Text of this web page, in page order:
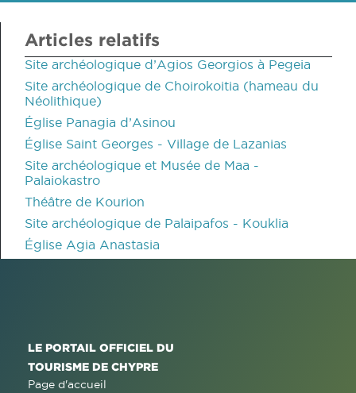
Articles relatifs
Site archéologique d’Agios Georgios à Pegeia
Site archéologique de Choirokoitia (hameau du
Néolithique)
Église Panagia d’Asinou
Église Saint Georges - Village de Lazanias
Site archéologique et Musée de Maa -
Palaiokastro
Théâtre de Kourion
Site archéologique de Palaipafos - Kouklia
Église Agia Anastasia
LE PORTAIL OFFICIEL DU
TOURISME DE CHYPRE
Page d'accueil